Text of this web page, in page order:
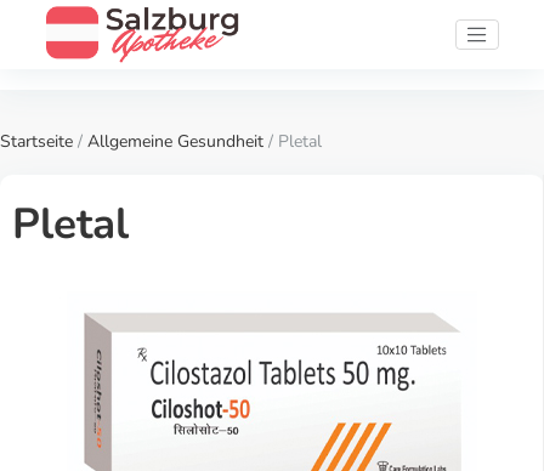
Startseite / Allgemeine Gesundheit / Pletal
Pletal